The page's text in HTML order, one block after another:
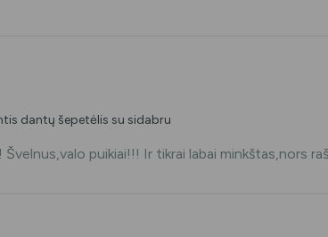
dantų šepetėlis su sidabru
puikiai!!! Ir tikrai labai minkštas,nors